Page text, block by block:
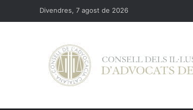
Divendres, 7 agost de 2026